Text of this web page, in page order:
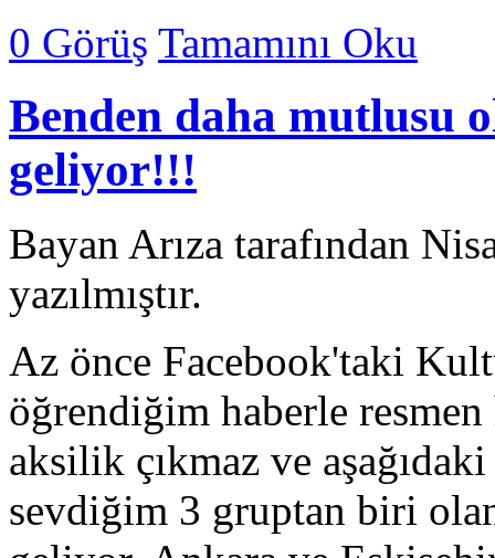
0 Görüş Tamamını Oku
Benden daha mutlusu
geliyor!!!
Bayan Arıza tarafından
yazılmıştır.
Az önce Facebook'taki
öğrendiğim haberle
aksilik çıkmaz ve
sevdiğim 3 gruptan biri